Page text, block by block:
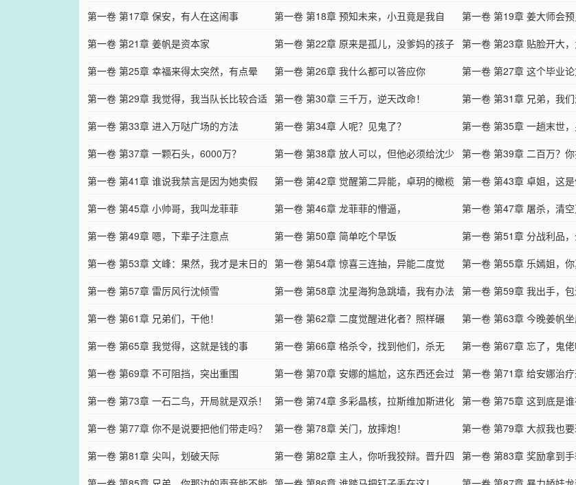
过于离谱！
是这末世的王！
第一卷 第17章 保安，有人在这闹事
第一卷 第18章 预知未来，小丑竟是我自
己？
第一卷 第19章 姜大师会预
第一卷 第21章 姜帆是资本家
第一卷 第22章 原来是孤儿，没爹妈的孩子
果然没教养
第一卷 第23章 贴脸开大
我？
第一卷 第25章 幸福来得太突然，有点晕
第一卷 第26章 我什么都可以答应你
第一卷 第27章 这个毕业
了
第一卷 第29章 我觉得，我当队长比较合适 第一卷 第30章 三千万，逆天改命！ 第一卷 第31章 兄弟，我
第一卷 第33章 进入万哒广场的方法
第一卷 第34章 人呢？见鬼了？ 第一卷 第35章 一趟末世，
第一卷 第37章 一颗石头，6000万？
第一卷 第38章 放人可以，但他必须给沈少
跪下磕头认错！
第一卷 第39章 二百万？你
第一卷 第41章 谁说我禁言是因为她卖假
货？
第一卷 第42章 觉醒第二异能，卓玥的橄榄
枝
第一卷 第43章 卓姐，这
第一卷 第45章 小帅哥，我叫龙菲菲
第一卷 第46章 龙菲菲的懵逼， 第一卷 第47章 屠杀，清空
第一卷 第49章 嗯，下辈子注意点
第一卷 第50章 简单吃个早饭 第一卷 第51章 分战利品
第一卷 第53章 文峰：果然，我才是末日的
主角！
第一卷 第54章 惊喜三连抽，异能二度觉
醒！
第一卷 第55章 乐嫣姐，
第一卷 第57章 雷厉风行沈倾雪
第一卷 第58章 沈星海狗急跳墙，我有办法
救她
第一卷 第59章 我出手，
第一卷 第61章 兄弟们，干他！
第一卷 第62章 二度觉醒进化者？照样碾
压！
第一卷 第63章 今晚姜帆坐
第一卷 第65章 我觉得，这就是钱的事
第一卷 第66章 格杀令，找到他们，杀无
赦！
第一卷 第67章 忘了，鬼
第一卷 第69章 不可阻挡，突出重围
第一卷 第70章 安娜的尴尬，这东西还会过
敏？
第一卷 第71章 给安娜治
了
第一卷 第73章 一石二鸟，开局就是双杀！
第一卷 第74章 多彩晶核，拉斯维加斯进化
者集结！
第一卷 第75章 这到底是谁
第一卷 第77章 你不是说要把他们带走吗？ 第一卷 第78章 关门，放摔炮！
第一卷 第79章 大叔我也
进化者！
第一卷 第81章 尖叫，划破天际
第一卷 第82章 主人，你听我狡辩。晋升四 第一卷 第83章 奖励拿到